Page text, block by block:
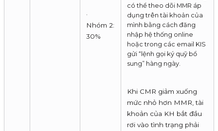
·
Nhóm 2:
30%
có thể theo dõi MMR áp
dụng trên tài khoản của
mình bằng cách đăng
nhập hệ thống online
hoặc trong các email KIS
gửi “lệnh gọi ký quỹ bổ
sung” hàng ngày.
Khi CMR giảm xuống
mức nhỏ hơn MMR, tài
khoản của KH bắt đầu
rơi vào tình trạng phải